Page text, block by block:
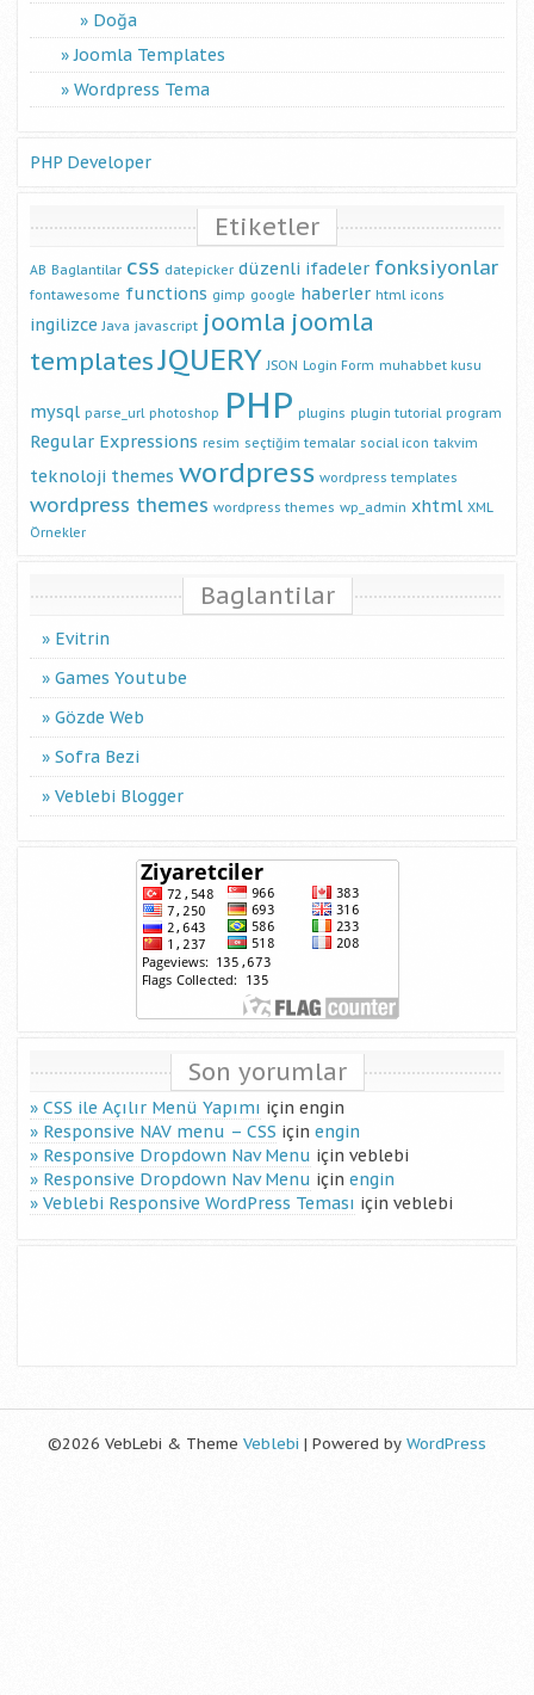
Doğa
Joomla Templates
Wordpress Tema
PHP Developer
Etiketler
AB Baglantilar css datepicker düzenli ifadeler fonksiyonlar
fontawesome functions gimp google haberler html icons
ingilizce Java javascript joomla joomla
templatesJQUERY JSON Login Form muhabbet kusu
mysql parse_url photoshop PHP plugins plugin tutorial program
Regular Expressions resim seçtiğim temalar social icon takvim
teknoloji themes wordpress wordpress templates
wordpress themes wordpress themes wp_admin xhtml XML
Örnekler
Baglantilar
Evitrin
Games Youtube
Gözde Web
Sofra Bezi
Veblebi Blogger
Son yorumlar
CSS ile Açılır Menü Yapımı için engin
Responsive NAV menu – CSS için engin
Responsive Dropdown Nav Menu için veblebi
Responsive Dropdown Nav Menu için engin
Veblebi Responsive WordPress Teması için veblebi
©2026 VebLebi & Theme Veblebi | Powered by WordPress